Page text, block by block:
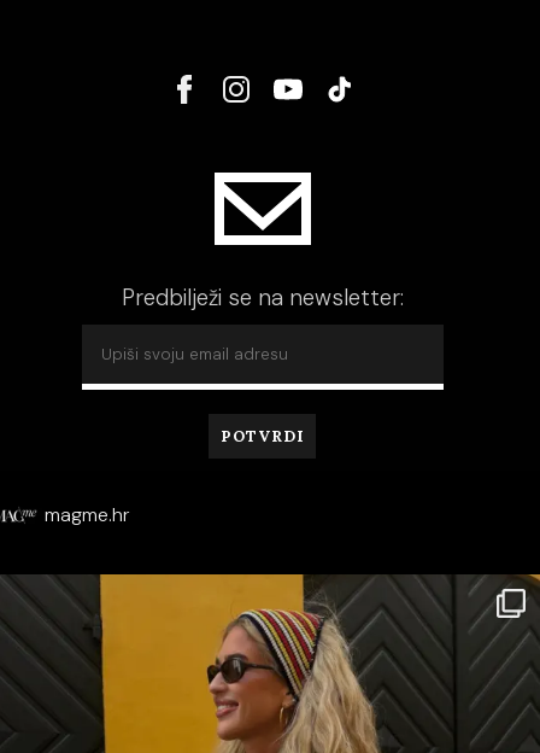
Predbilježi se na newsletter:
magme.hr